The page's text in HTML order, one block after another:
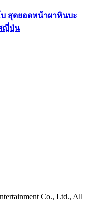
บ สุดยอดหน้าผาหินบะ
ญี่ปุ่น
Co., Ltd., All